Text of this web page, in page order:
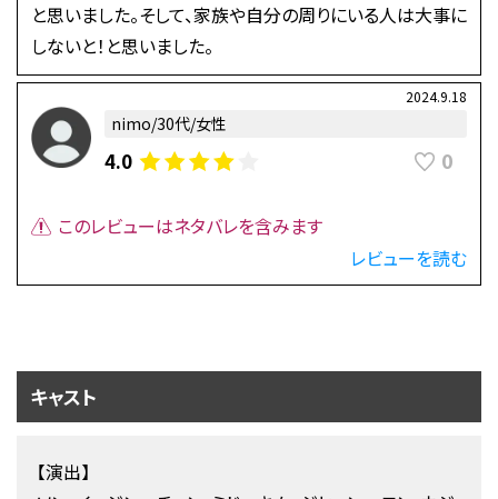
と思いました。そして、家族や自分の周りにいる人は大事に
しないと！と思いました。
2024.9.18
nimo/30代/女性
4.0 0
このレビューはネタバレを含みます
レビューを読む
キャスト
【演出】